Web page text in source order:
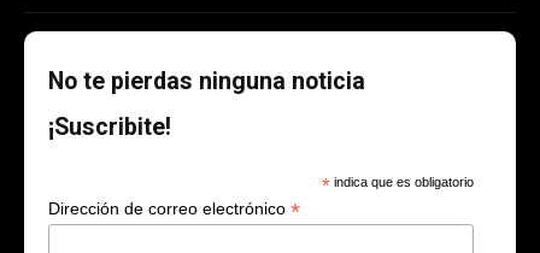
No te pierdas ninguna noticia
¡Suscribite!
* indica que es obligatorio
Dirección de correo electrónico *